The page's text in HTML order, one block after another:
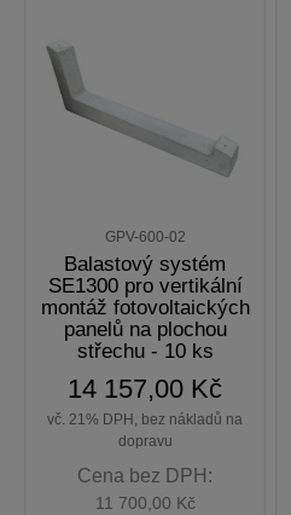
GPV-600-02
Balastový systém
SE1300 pro vertikální
montáž fotovoltaických
panelů na plochou
střechu - 10 ks
14 157,00 Kč
vč. 21% DPH, bez nákladů na
dopravu
Cena bez DPH:
11 700,00 Kč